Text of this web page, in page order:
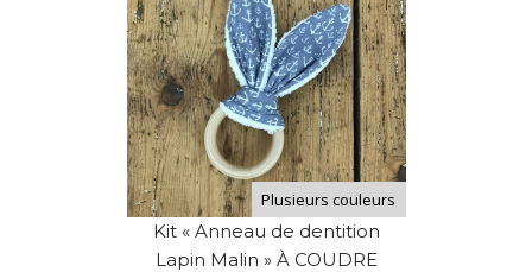
LIVRE D’OR
Plusieurs couleurs
Kit « Anneau de dentition
Lapin Malin » À COUDRE